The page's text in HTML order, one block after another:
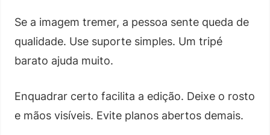
Se a imagem tremer, a pessoa sente queda de
qualidade. Use suporte simples. Um tripé
barato ajuda muito.
Enquadrar certo facilita a edição. Deixe o rosto
e mãos visíveis. Evite planos abertos demais.